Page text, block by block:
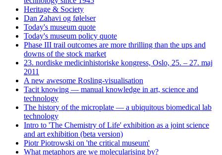
Heritage & Society
Dan Zahavi og følelser
Today's museum quote
Today's museum policy quote
Phase III trail outcomes are more thrilling than the ups and
downs of the stock market
23. nordiske medicinhistoriske kongress, Oslo, 25. – 27. maj
2011
A new awesome Rosling-visualisation
Tacit knowing — manual knowledge in art, science and
technology
The history of the microplate — a ubiquitous biomedical lab
technology
Intro to 'The Chemistry of Life' exhibition as a joint science
and art exhibition (beta version)
Piotr Piotrowski on 'the critical museum'
What metaphors are we molecularising by?